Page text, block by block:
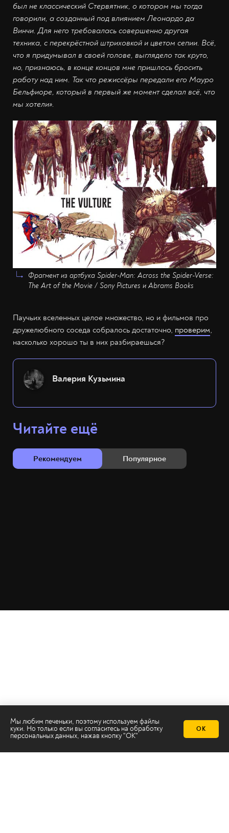
был не классический Стервятник, о котором мы тогда
говорили, а созданный под влиянием Леонардо да
Винчи. Для него требовалась совершенно другая
техника, с перекрёстной штриховкой и цветом сепии. Всё,
что я придумывал в своей голове, выглядело так круто,
но, признаюсь, в конце концов мне пришлось бросить
работу над ним. Так что режиссёры передали его Мауро
Бельфиоре, который в первый же момент сделал всё, что
мы хотели».
Фрагмент из артбука Spider-Man: Across the Spider-Verse:
The Art of the Movie / Sony Pictures и Abrams Books
Паучьих вселенных целое множество, но и фильмов про
дружелюбного соседа собралось достаточно, проверим,
насколько хорошо ты в них разбираешься?
Валерия Кузьмина
Читайте ещё
Рекомендуем Популярное
Мы любим печеньки, поэтому используем файлы
куки. Но только если вы согласитесь на обработку
персональных данных, нажав кнопку "ОК"
ОК